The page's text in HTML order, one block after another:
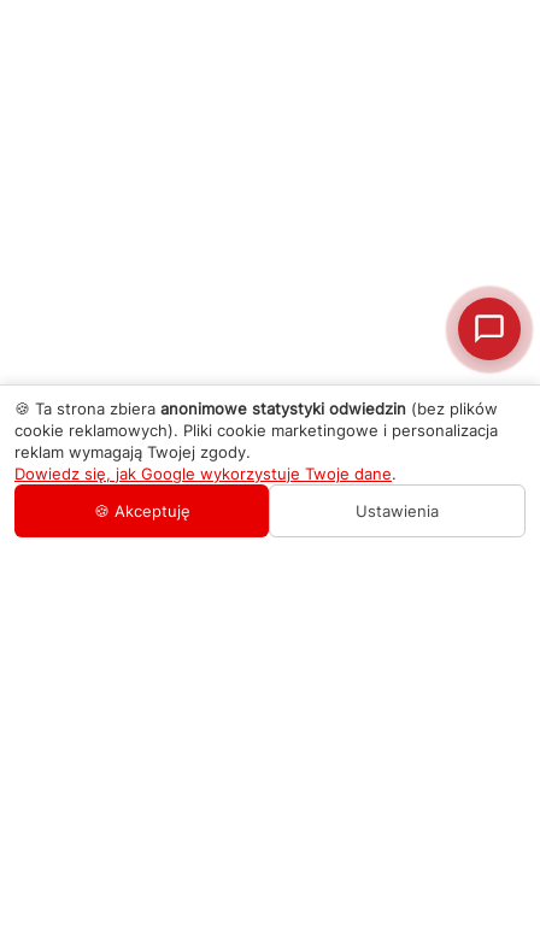
🍪 Ta strona zbiera anonimowe statystyki odwiedzin (bez plików
cookie reklamowych). Pliki cookie marketingowe i personalizacja
reklam wymagają Twojej zgody.
Dowiedz się, jak Google wykorzystuje Twoje dane.
🍪 Akceptuję
Ustawienia